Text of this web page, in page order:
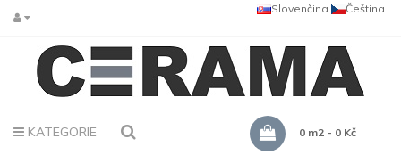
Čeština
Slovenčina
KATEGORIE 0 m2 - 0 Kč